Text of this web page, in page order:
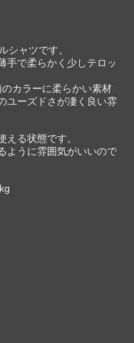
シャツです。
手で柔らかく少しテロッ
カラーに柔らかい素材
ユーズドさが凄く良い雰
る状態です。
ように雰囲気がいいので